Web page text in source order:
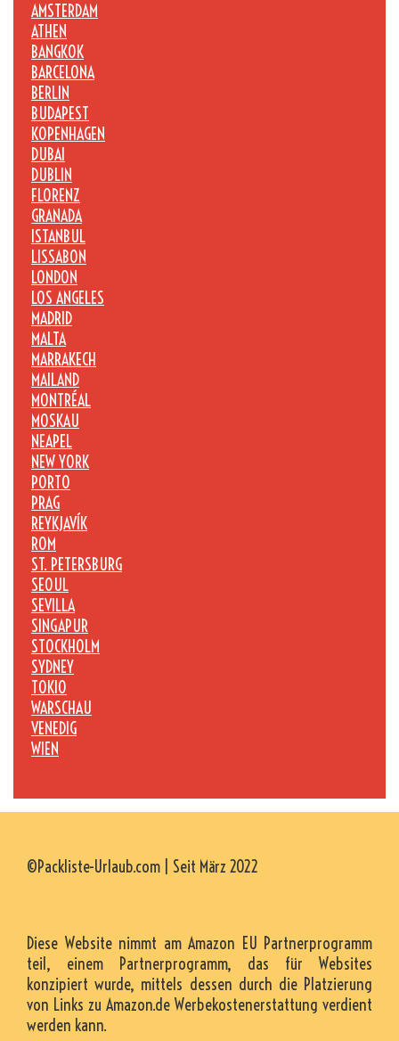
AMSTERDAM
ATHEN
BANGKOK
BARCELONA
BERLIN
BUDAPEST
KOPENHAGEN
DUBAI
DUBLIN
FLORENZ
GRANADA
ISTANBUL
LISSABON
LONDON
LOS ANGELES
MADRID
MALTA
MARRAKECH
MAILAND
MONTRÉAL
MOSKAU
NEAPEL
NEW YORK
PORTO
PRAG
REYKJAVÍK
ROM
ST. PETERSBURG
SEOUL
SEVILLA
SINGAPUR
STOCKHOLM
SYDNEY
TOKIO
WARSCHAU
VENEDIG
WIEN
©Packliste-Urlaub.com | Seit März 2022
Diese Website nimmt am Amazon EU Partnerprogramm
teil, einem Partnerprogramm, das für Websites
konzipiert wurde, mittels dessen durch die Platzierung
von Links zu Amazon.de Werbekostenerstattung verdient
werden kann.